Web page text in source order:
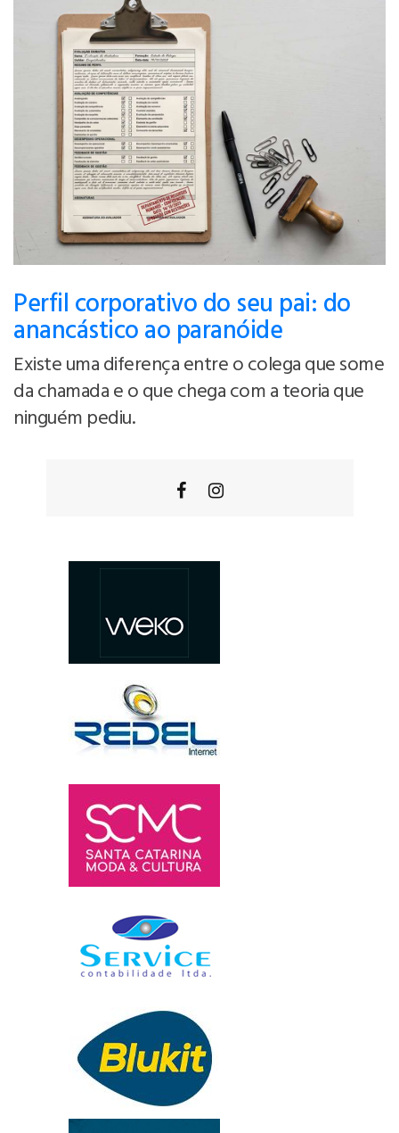
Perfil corporativo do seu pai: do
anancástico ao paranóide
Existe uma diferença entre o colega que some
da chamada e o que chega com a teoria que
ninguém pediu.